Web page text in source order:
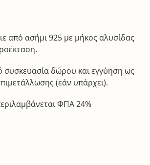
από ασήμι 925 με μήκος αλυσίδας
συσκευασία δώρου και εγγύηση ως
(εάν υπάρχει).
ΦΠΑ 24%